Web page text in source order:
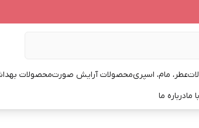
عطر، مام، اسپریمحصولات آرایش صورتمحصولات
مادرباره ما